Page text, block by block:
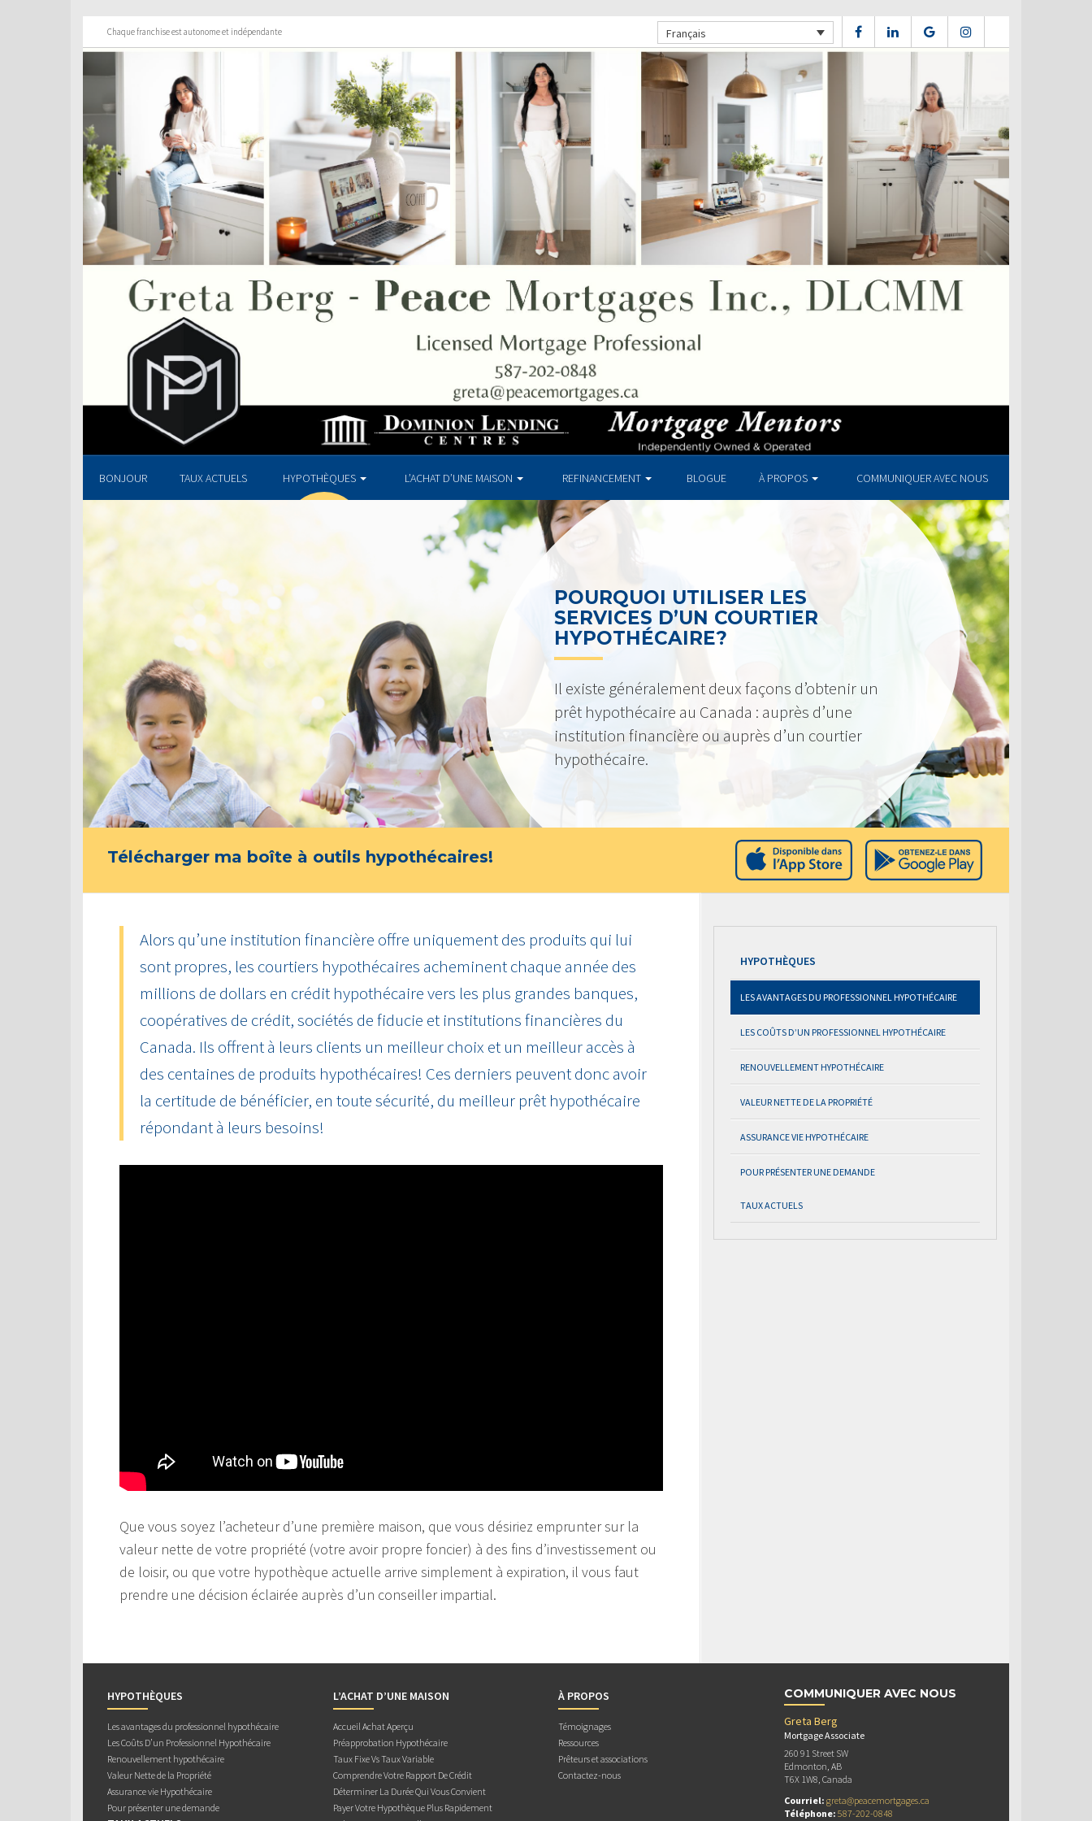
Chaque franchise est autonome et indépendante Français
BONJOUR TAUX ACTUELS HYPOTHÈQUES L’ACHAT D’UNE MAISON REFINANCEMENT BLOGUE À PROPOS COMMUNIQUER AVEC NOUS
POURQUOI UTILISER LES
SERVICES D’UN COURTIER
HYPOTHÉCAIRE?
Il existe généralement deux façons d’obtenir un
prêt hypothécaire au Canada : auprès d’une
institution financière ou auprès d’un courtier
hypothécaire.
Télécharger ma boîte à outils hypothécaires!
Alors qu’une institution financière offre uniquement des produits qui lui
sont propres, les courtiers hypothécaires acheminent chaque année des
millions de dollars en crédit hypothécaire vers les plus grandes banques,
coopératives de crédit, sociétés de fiducie et institutions financières du
Canada. Ils offrent à leurs clients un meilleur choix et un meilleur accès à
des centaines de produits hypothécaires! Ces derniers peuvent donc avoir
la certitude de bénéficier, en toute sécurité, du meilleur prêt hypothécaire
répondant à leurs besoins!
Que vous soyez l’acheteur d’une première maison, que vous désiriez emprunter sur la
valeur nette de votre propriété (votre avoir propre foncier) à des fins d’investissement ou
de loisir, ou que votre hypothèque actuelle arrive simplement à expiration, il vous faut
prendre une décision éclairée auprès d’un conseiller impartial.
HYPOTHÈQUES
LES AVANTAGES DU PROFESSIONNEL HYPOTHÉCAIRE
LES COÛTS D’UN PROFESSIONNEL HYPOTHÉCAIRE
RENOUVELLEMENT HYPOTHÉCAIRE
VALEUR NETTE DE LA PROPRIÉTÉ
ASSURANCE VIE HYPOTHÉCAIRE
POUR PRÉSENTER UNE DEMANDE
TAUX ACTUELS
HYPOTHÈQUES
Les avantages du professionnel hypothécaire
Les Coûts D’un Professionnel Hypothécaire
Renouvellement hypothécaire
Valeur Nette de la Propriété
Assurance vie Hypothécaire
Pour présenter une demande
L’ACHAT D’UNE MAISON
Accueil Achat Aperçu
Préapprobation Hypothécaire
Taux Fixe Vs Taux Variable
Comprendre Votre Rapport De Crédit
Déterminer La Durée Qui Vous Convient
Payer Votre Hypothèque Plus Rapidement
À PROPOS
Témoignages
Ressources
Prêteurs et associations
Contactez-nous
COMMUNIQUER AVEC NOUS
Greta Berg
Mortgage Associate
260 91 Street SW
Edmonton, AB
T6X 1W8, Canada
Courriel: greta@peacemortgages.ca
Téléphone: 587-202-0848